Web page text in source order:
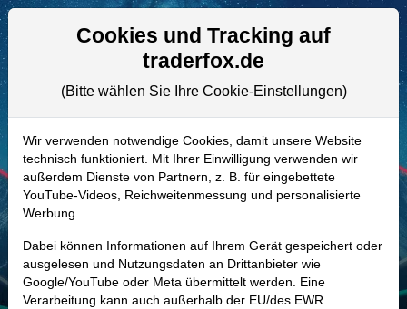
Aktien- und Artikelsuche
840400 | ALV–Allianz Aktie
Realtime-Aktienkurs:
-
-
Marktkapitalisierung 167,11 Mrd. EUR
Unternehmenswert 172,53 Mrd. EUR
Cookies und Tracking auf
traderfox.de
(Bitte wählen Sie Ihre Cookie-Einstellungen)
Wir verwenden notwendige Cookies, damit unsere Website
technisch funktioniert. Mit Ihrer Einwilligung verwenden wir
außerdem Dienste von Partnern, z. B. für eingebettete
YouTube-Videos, Reichweitenmessung und personalisierte
Werbung.
Dabei können Informationen auf Ihrem Gerät gespeichert oder
ausgelesen und Nutzungsdaten an Drittanbieter wie
Google/YouTube oder Meta übermittelt werden. Eine
Verarbeitung kann auch außerhalb der EU/des EWR